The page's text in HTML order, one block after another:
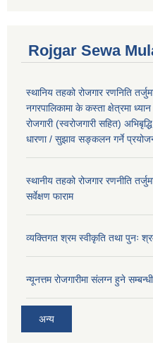
Rojgar Sewa
स्थानिय तहको रोजगार रणनिति
नगरपालिकामा के कस्ता क्षेत्रमा
रोजगारी (स्वरोजगारी सहित)
धारणा / सुझाव सङ्कलन गर्ने
स्थानीय तहको रोजगार रणनीति
सर्वेक्षण फाराम
व्यक्तिगत श्रम स्वीकृति तथा पुनः
न्यूनत्तम रोजगारीमा संलग्न हुने
अन्य